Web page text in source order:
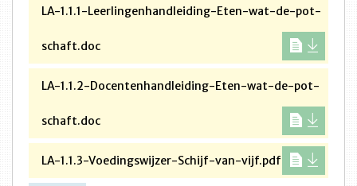
LA-1.1.1-Leerlingenhandleiding-Eten-wat-de-pot-
schaft.doc
LA-1.1.2-Docentenhandleiding-Eten-wat-de-pot-
schaft.doc
LA-1.1.3-Voedingswijzer-Schijf-van-vijf.pdf